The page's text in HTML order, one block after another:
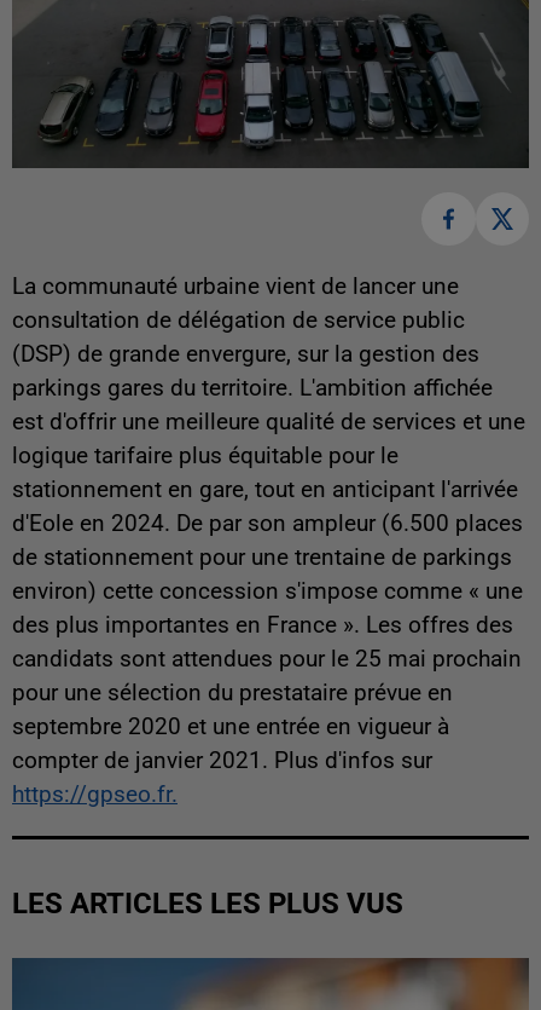
La communauté urbaine vient de lancer une
consultation de délégation de service public
(DSP) de grande envergure, sur la gestion des
parkings gares du territoire. L'ambition affichée
est d'offrir une meilleure qualité de services et une
logique tarifaire plus équitable pour le
stationnement en gare, tout en anticipant l'arrivée
d'Eole en 2024. De par son ampleur (6.500 places
de stationnement pour une trentaine de parkings
environ) cette concession s'impose comme « une
des plus importantes en France ». Les offres des
candidats sont attendues pour le 25 mai prochain
pour une sélection du prestataire prévue en
septembre 2020 et une entrée en vigueur à
compter de janvier 2021. Plus d'infos sur
https://gpseo.fr.
LES ARTICLES LES PLUS VUS